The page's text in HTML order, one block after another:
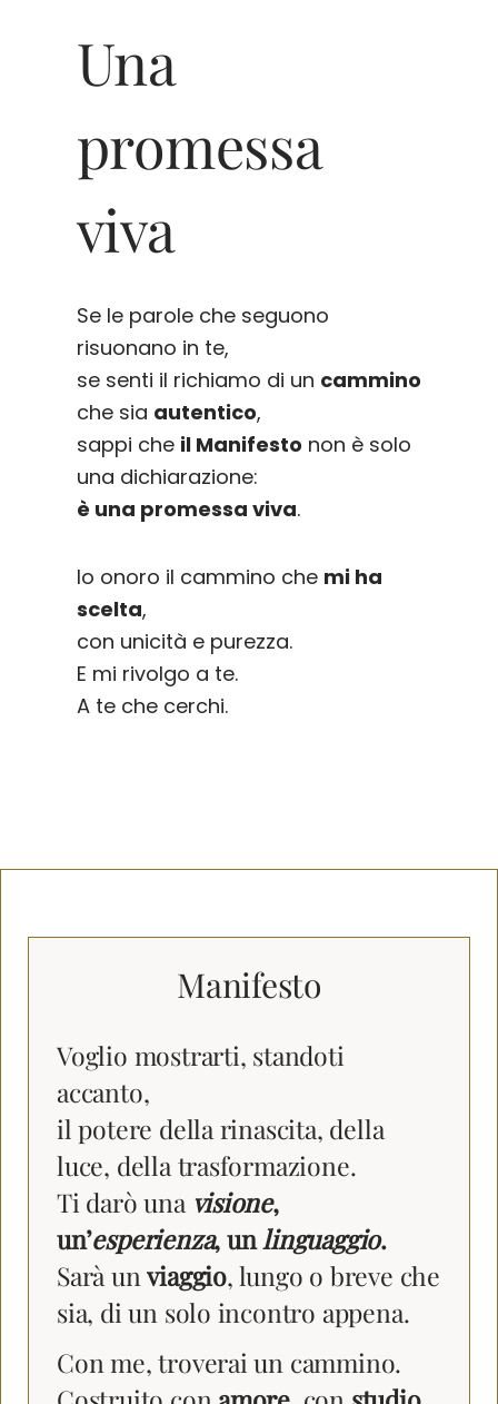
Una
promessa
viva
Se le parole che seguono
risuonano in te,
se senti il richiamo di un cammino
che sia autentico,
sappi che il Manifesto non è solo
una dichiarazione:
è una promessa viva.
Io onoro il cammino che mi ha
scelta,
con unicità e purezza.
E mi rivolgo a te.
A te che cerchi.
Manifesto
Voglio mostrarti, standoti
accanto,
il potere della rinascita, della
luce, della trasformazione.
Ti darò una visione,
un’esperienza, unlinguaggio.
Sarà unviaggio, lungo o breve che
sia, di un solo incontro appena.
Con me, troverai un cammino.